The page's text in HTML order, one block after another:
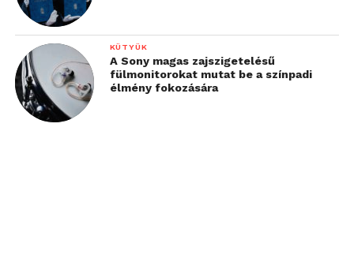
KÜTYÜK
A Sony magas zajszigetelésű
fülmonitorokat mutat be a színpadi
élmény fokozására